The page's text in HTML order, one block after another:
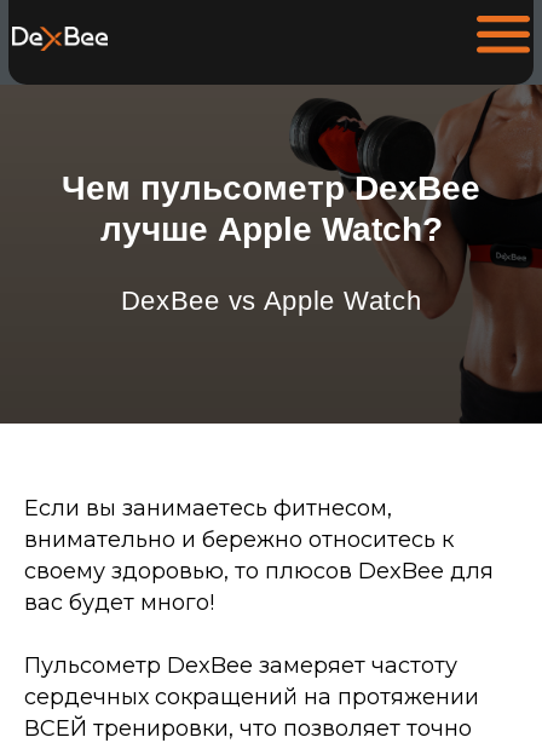
Чем пульсометр DexBee
лучше Apple Watch?
DexBee vs Apple Watch
Если вы занимаетесь фитнесом,
внимательно и бережно относитесь к
своему здоровью, то плюсов DexBee для
вас будет много!
Пульсометр DexBee замеряет частоту
сердечных сокращений на протяжении
ВСЕЙ тренировки, что позволяет точно